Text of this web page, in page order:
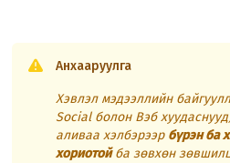
Анхааруулга
Хэвлэл мэдээллийн
Social болон Вэб
аливаа хэлбэрээр бүрэн ба
хориотойба зөвхөн